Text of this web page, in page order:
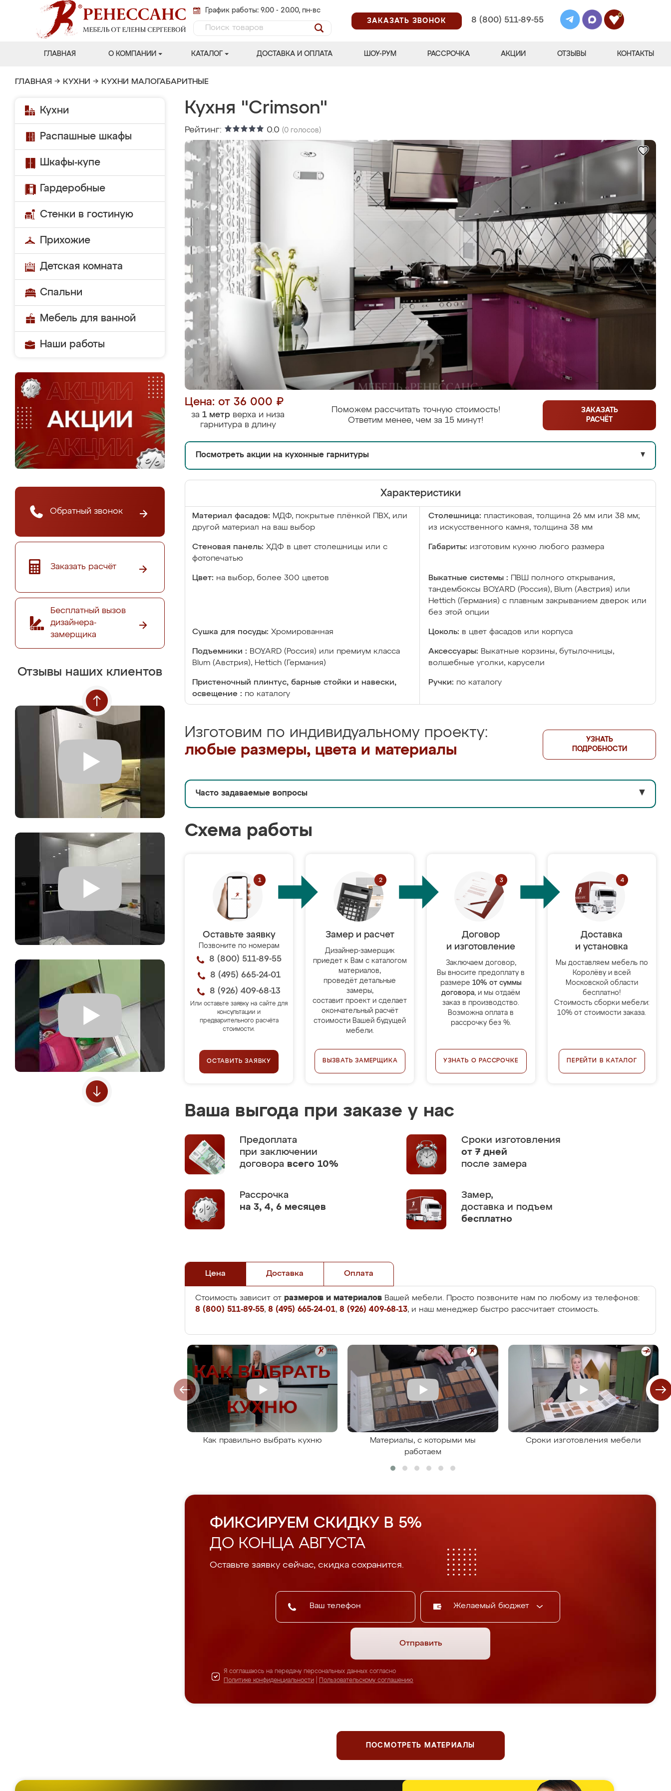
График работы: 9.00 - 20.00, пн-вс
ЗАКАЗАТЬ ЗВОНОК
8 (800) 511-89-55
0
ГЛАВНАЯ О КОМПАНИИ КАТАЛОГ ДОСТАВКА И ОПЛАТА ШОУ-РУМ РАССРОЧКА АКЦИИ ОТЗЫВЫ КОНТАКТЫ
ГЛАВНАЯ → КУХНИ → КУХНИ МАЛОГАБАРИТНЫЕ
Кухни
Распашные шкафы
Шкафы-купе
Гардеробные
Стенки в гостиную
Прихожие
Детская комната
Спальни
Мебель для ванной
Наши работы
Обратный звонок
Заказать расчёт
Бесплатный вызов
дизайнера-
замерщика
Отзывы наших клиентов
Кухня "Crimson"
Рейтинг: 0.0 (0 голосов)
Цена: от 36 000 ₽
за 1 метр верха и низа
гарнитура в длину
Поможем рассчитать точную стоимость!
Ответим менее, чем за 15 минут!
ЗАКАЗАТЬ
РАСЧЁТ
Посмотреть акции на кухонные гарнитуры ▼
Характеристики
Материал фасадов: МДФ, покрытые плёнкой ПВХ, или
другой материал на ваш выбор
Столешница: пластиковая, толщина 26 мм или 38 мм;
из искусственного камня, толщина 38 мм
Стеновая панель: ХДФ в цвет столешницы или с
фотопечатью
Габариты: изготовим кухню любого размера
Цвет: на выбор, более 300 цветов Выкатные системы :
ПВШ полного открывания,
тандембоксы BOYARD (Россия), Blum (Австрия) или
Hettich (Германия) с плавным закрыванием дверок или
без этой опции
Сушка для посуды: Хромированная Цоколь: в цвет фасадов или корпуса
Подъемники : BOYARD (Россия) или премиум класса
Blum (Австрия), Hettich (Германия)
Аксессуары: Выкатные корзины, бутылочницы,
волшебные уголки, карусели
Пристеночный плинтус, барные стойки и навески,
освещение : по каталогу
Ручки: по каталогу
Изготовим по индивидуальному проекту:
любые размеры, цвета и материалы
УЗНАТЬ
ПОДРОБНОСТИ
Часто задаваемые вопросы ▼
Схема работы
Оставьте заявку
Позвоните по номерам
8 (800) 511-89-55
8 (495) 665-24-01
8 (926) 409-68-13
Или оставьте заявку на сайте для
консультации и
предварительного расчёта
стоимости.
ОСТАВИТЬ ЗАЯВКУ
Замер и расчет
Дизайнер-замерщик
приедет к Вам с каталогом
материалов,
проведёт детальные
замеры,
составит проект и сделает
окончательный расчёт
стоимости Вашей будущей
мебели.
ВЫЗВАТЬ ЗАМЕРЩИКА
Договор
и изготовление
Заключаем договор,
Вы вносите предоплату в
размере 10% от суммы
договора, и мы отдаём
заказ в производство.
Возможна оплата в
рассрочку без %.
УЗНАТЬ О РАССРОЧКЕ
Доставка
и установка
Мы доставляем мебель по
Королёву и всей
Московской области
бесплатно!
Стоимость сборки мебели:
10% от стоимости заказа.
ПЕРЕЙТИ В КАТАЛОГ
Ваша выгода при заказе у нас
Предоплата
при заключении
договора всего 10%
Сроки изготовления
от 7 дней
после замера
Рассрочка
на 3, 4, 6 месяцев
Замер,
доставка и подъем
бесплатно
Цена Доставка Оплата
Стоимость зависит от размеров и материалов Вашей мебели. Просто позвоните нам по любому из телефонов:
8 (800) 511-89-55, 8 (495) 665-24-01, 8 (926) 409-68-13, и наш менеджер быстро рассчитает стоимость.
Как правильно выбрать кухню
Материалы, с которыми мы
работаем
Сроки изготовления мебели
ФИКСИРУЕМ СКИДКУ В 5%
ДО КОНЦА АВГУСТА
Оставьте заявку сейчас, скидка сохранится.
Желаемый бюджет
Отправить
Я соглашаюсь на передачу персональных данных согласно
Политике конфиденциальности
Пользовательскому соглашению
ПОСМОТРЕТЬ МАТЕРИАЛЫ